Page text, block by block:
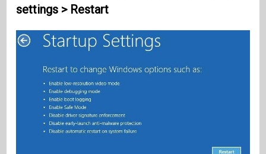
settings > Restart